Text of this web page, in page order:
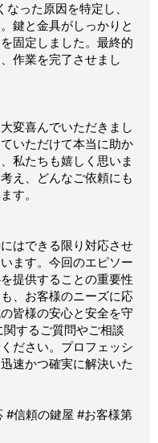
った原因を特定し、
鍵と金具がしっかりと
固定しました。最終的
作業を完了させまし
変喜んでいただきまし
いただけて本当に助か
私たちも嬉しく思いま
え、どんなご依頼にも
す。
はできる限り対応させ
ます。今回のエピソー
提供することの重要性
、お客様のニーズに応
皆様の安心と安全を守
するご質問やご相談
ださい。プロフェッシ
速かつ確実に解決いた
#信頼の鍵屋 #お客様第